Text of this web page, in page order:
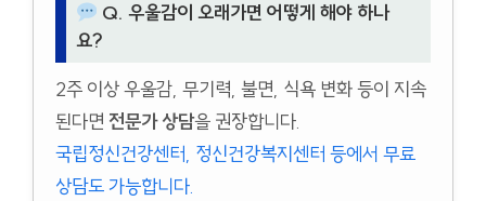
Q. 우울감이 오래가면 어떻게 해야 하나
요?
2주 이상 우울감, 무기력, 불면, 식욕 변화 등이 지속
된다면 전문가 상담을 권장합니다.
국립정신건강센터, 정신건강복지센터 등에서 무료
상담도 가능합니다.